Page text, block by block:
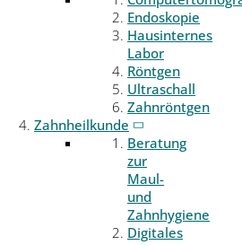
Endoskopie
Hausinternes
Labor
Röntgen
Ultraschall
Zahnröntgen
Zahnheilkunde
Beratung
zur
Maul-
und
Zahnhygiene
Digitales